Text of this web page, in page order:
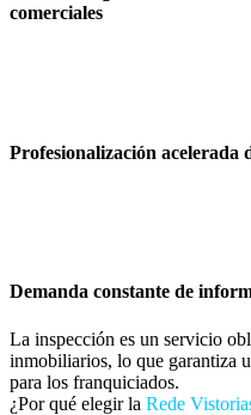
comerciales
Profesionalización acelerada
Demanda constante de
La inspección es un servicio
inmobiliarios, lo que garantiza
para los franquiciados.
¿Por qué elegir la Rede